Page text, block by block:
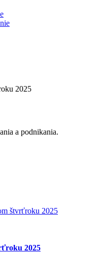
a podnikania.
2025